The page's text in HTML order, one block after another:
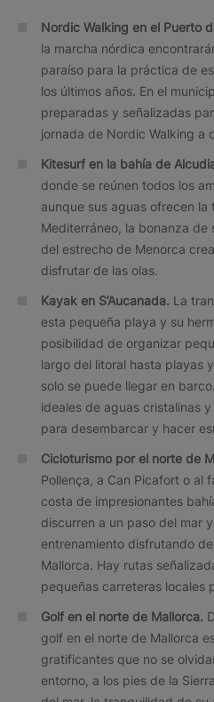
Nordic Walking en el Puerto
la marcha nórdica
paraíso para la práctica de
los últimos años. En el
preparadas y señalizadas
jornada de Nordic Walking a
Kitesurf en la bahía de
donde se reúnen todos los
aunque sus aguas ofrecen la
Mediterráneo, la bonanza de
del estrecho de Menorca
disfrutar de las olas.
Kayak en S’Aucanada. La
esta pequeña playa y su
posibilidad de organizar
largo del litoral hasta playas
solo se puede llegar en
ideales de aguas cristalinas
para desembarcar y hacer
Cicloturismo por el norte de
Pollença, a Can Picafort o al
costa de impresionantes
discurren a un paso del mar
entrenamiento disfrutando
Mallorca. Hay rutas
pequeñas carreteras locales
Golf en el norte de Mallorca.
golf en el norte de Mallorca
gratificantes que no se
entorno, a los pies de la